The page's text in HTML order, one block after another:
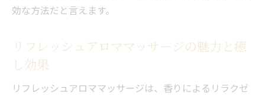
愛知県の専門店で香りを学ぶ充実プラン
徴
ト
効な方法だと言えます。
リフレッシュアロママッサージの魅力と癒
し効果
リフレッシュアロママッサージは、香りによるリラクゼ